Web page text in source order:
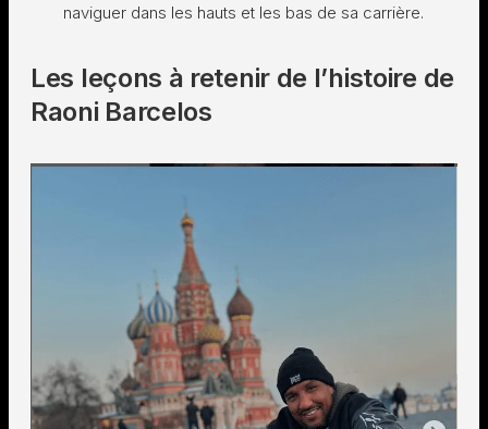
naviguer dans les hauts et les bas de sa carrière.
Les leçons à retenir de l’histoire de
Raoni Barcelos